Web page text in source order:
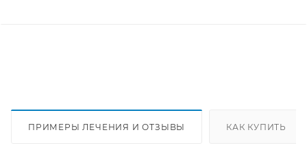
ПРИМЕРЫ ЛЕЧЕНИЯ И ОТЗЫВЫ КАК КУПИТЬ